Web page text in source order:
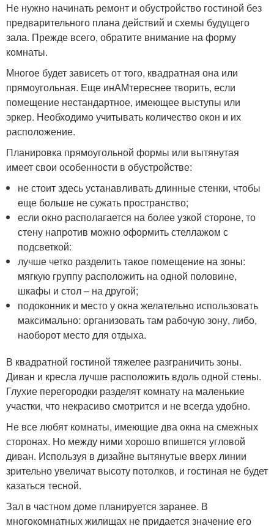
Не нужно начинать ремонт и обустройство гостиной без
предварительного плана действий и схемы будущего
зала. Прежде всего, обратите внимание на форму
комнаты.
Многое будет зависеть от того, квадратная она или
прямоугольная. Еще инАМтереснее творить, если
помещение нестандартное, имеющее выступы или
эркер. Необходимо учитывать количество окон и их
расположение.
Планировка прямоугольной формы или вытянутая
имеет свои особенности в обустройстве:
не стоит здесь устанавливать длинные стенки, чтобы
еще больше не сужать пространство;
если окно располагается на более узкой стороне, то
стену напротив можно оформить стеллажом с
подсветкой:
лучше четко разделить такое помещение на зоны:
мягкую группу расположить на одной половине,
шкафы и стол – на другой;
подоконник и место у окна желательно использовать
максимально: организовать там рабочую зону, либо,
наоборот место для отдыха.
В квадратной гостиной тяжелее разграничить зоны.
Диван и кресла лучше расположить вдоль одной стены.
Глухие перегородки разделят комнату на маленькие
участки, что некрасиво смотрится и не всегда удобно.
Не все любят комнаты, имеющие два окна на смежных
сторонах. Но между ними хорошо впишется угловой
диван. Используя в дизайне вытянутые вверх линии
зрительно увеличат высоту потолков, и гостиная не будет
казаться тесной.
Зал в частном доме планируется заранее. В
многокомнатных жилищах не придается значение его